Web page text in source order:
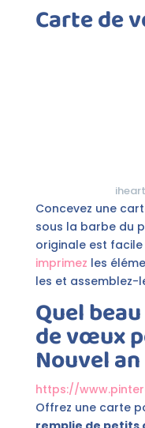
Carte de
Concevez une
sous la barbe du
originale est facile
imprimez les
les et assemblez-
Quel
de vœux
Nouvel an
https://
Offrez une carte